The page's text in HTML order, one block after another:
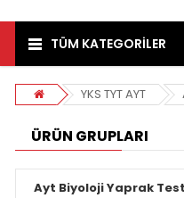
TÜM KATEGORİLER
YKS TYT AYT
ÜRÜN GRUPLARI
Ayt Biyoloji Yaprak Test